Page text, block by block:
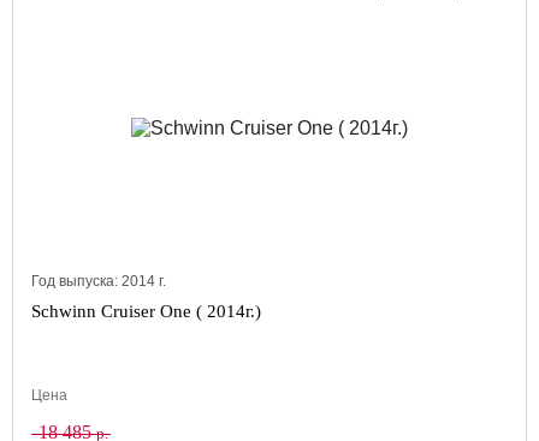
Год выпуска: 2014 г.
Schwinn Cruiser One ( 2014г.)
Цена
18 485р.